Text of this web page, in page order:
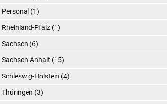
Personal (1)
Rheinland-Pfalz (1)
Sachsen (6)
Sachsen-Anhalt (15)
Schleswig-Holstein (4)
Thüringen (3)